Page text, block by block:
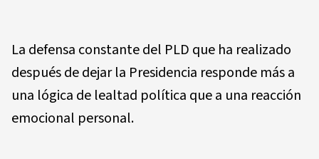
La defensa constante del PLD que ha realizado
después de dejar la Presidencia responde más a
una lógica de lealtad política que a una reacción
emocional personal.